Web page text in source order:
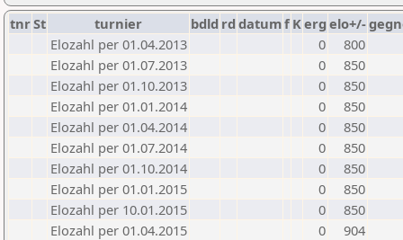
tnrSt turnier bdld rd datumf Kerg elo+/-
Elozahl per 01.04.2013
0
800
Elozahl per 01.07.2013
0
850
Elozahl per 01.10.2013
0
850
Elozahl per 01.01.2014
0
850
Elozahl per 01.04.2014
0
850
Elozahl per 01.07.2014
0
850
Elozahl per 01.10.2014
0
850
Elozahl per 01.01.2015
0
850
Elozahl per 10.01.2015
0
850
Elozahl per 01.04.2015
0
904